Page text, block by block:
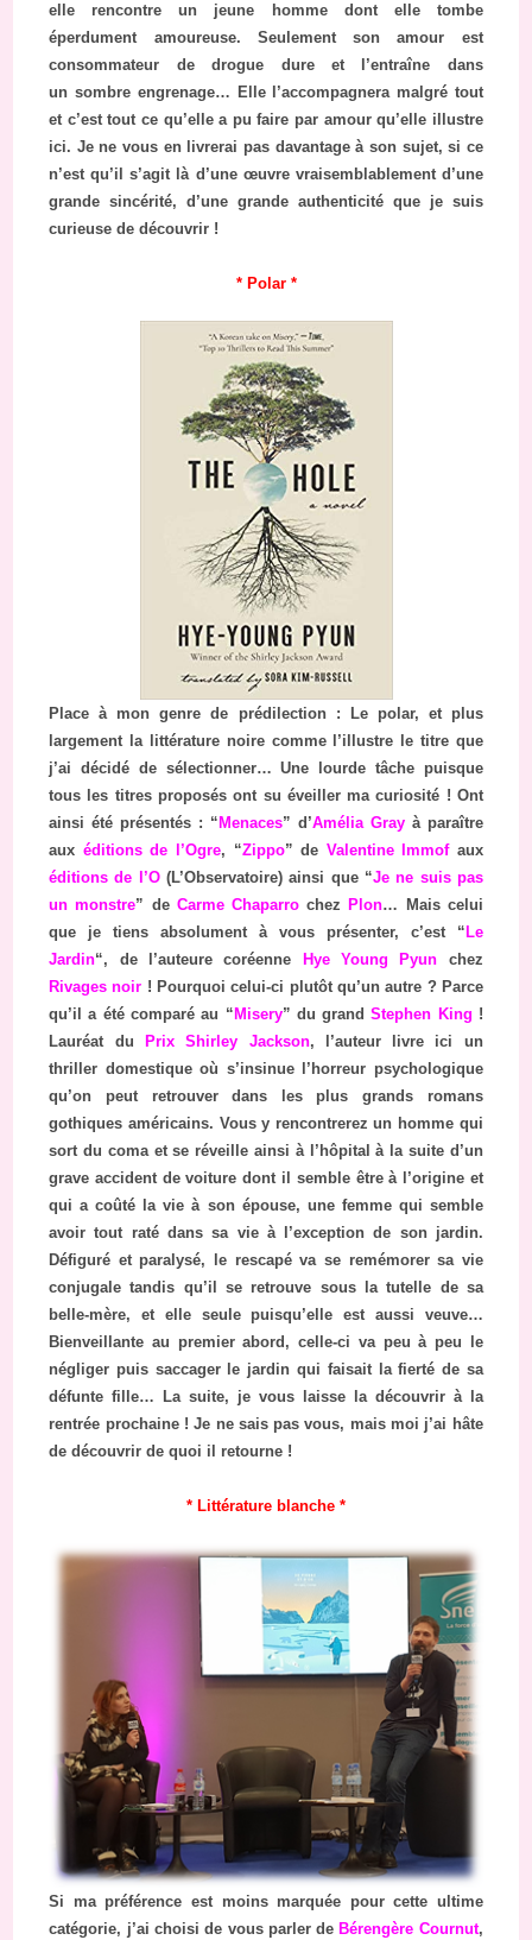
elle rencontre un jeune homme dont elle tombe
éperdument amoureuse. Seulement son amour est
consommateur de drogue dure et l’entraîne dans
un sombre engrenage… Elle l’accompagnera malgré tout
et c’est tout ce qu’elle a pu faire par amour qu’elle illustre
ici. Je ne vous en livrerai pas davantage à son sujet, si ce
n’est qu’il s’agit là d’une œuvre vraisemblablement d’une
grande sincérité, d’une grande authenticité que je suis
curieuse de découvrir !
* Polar *
Place à mon genre de prédilection : Le polar, et plus
largement la littérature noire comme l’illustre le titre que
j’ai décidé de sélectionner… Une lourde tâche puisque
tous les titres proposés ont su éveiller ma curiosité ! Ont
ainsi été présentés : “ Menaces” d’Amélia Grayà paraître
aux éditions de l’Ogre, “Zippo” de Valentine Immofaux
éditions de l’O(L’Observatoire) ainsi que “Je ne suis pas
un monstre” de Carme Chaparro chez Plon… Mais celui
que je tiens absolument à vous présenter, c’est “ Le
Jardin“, de l’auteure coréenne Hye Young Pyun chez
Rivages noir ! Pourquoi celui-ci plutôt qu’un autre ? Parce
qu’il a été comparé au “ Misery” du grandStephen King !
Lauréat du
Prix Shirley Jackson, l’auteur livre ici un
thriller domestique où s’insinue l’horreur psychologique
qu’on peut retrouver dans les plus grands romans
gothiques américains. Vous y rencontrerez un homme qui
sort du coma et se réveille ainsi à l’hôpital à la suite d’un
grave accident de voiture dont il semble être à l’origine et
qui a coûté la vie à son épouse, une femme qui semble
avoir tout raté dans sa vie à l’exception de son jardin.
Défiguré et paralysé, le rescapé va se remémorer sa vie
conjugale tandis qu’il se retrouve sous la tutelle de sa
belle-mère, et elle seule puisqu’elle est aussi veuve…
Bienveillante au premier abord, celle-ci va peu à peu le
négliger puis saccager le jardin qui faisait la fierté de sa
défunte fille… La suite, je vous laisse la découvrir à la
rentrée prochaine ! Je ne sais pas vous, mais moi j’ai hâte
de découvrir de quoi il retourne !
* Littérature blanche *
Si ma préférence est moins marquée pour cette ultime
catégorie, j’ai choisi de vous parler de Bérengère Cournut,